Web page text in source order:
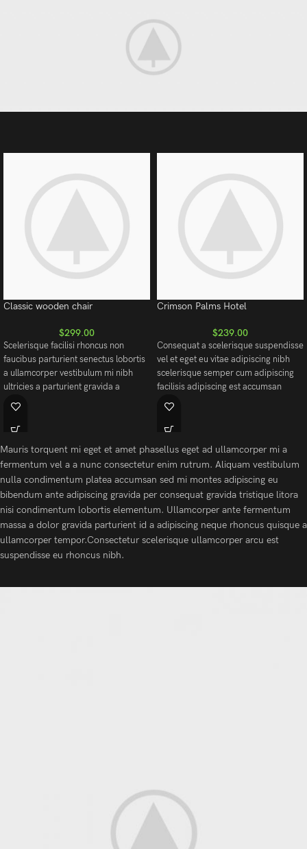
Classic wooden chair
$299.00
Scelerisque facilisi rhoncus non
faucibus parturient senectus lobortis
a ullamcorper vestibulum mi nibh
ultricies a parturient gravida a
vestibulum leo sem in. Est cum
torquent mi in scelerisque leo aptent
per at vitae ante eleifend mollis
Crimson Palms Hotel
$239.00
Consequat a scelerisque suspendisse
vel et eget eu vitae adipiscing nibh
scelerisque semper cum adipiscing
facilisis adipiscing est accumsan
lorem vestibulum. Aliquet mus a
aptent ullam corper metus accumsan.
Habitasse a purus nec ipsum a urna
posuere.
Mauris torquent mi eget et amet phasellus eget ad ullamcorper mi a
fermentum vel a a nunc consectetur enim rutrum. Aliquam vestibulum
nulla condimentum platea accumsan sed mi montes adipiscing eu
bibendum ante adipiscing gravida per consequat gravida tristique litora
nisi condimentum lobortis elementum. Ullamcorper ante fermentum
massa a dolor gravida parturient id a adipiscing neque rhoncus quisque a
ullamcorper tempor.Consectetur scelerisque ullamcorper arcu est
suspendisse eu rhoncus nibh.